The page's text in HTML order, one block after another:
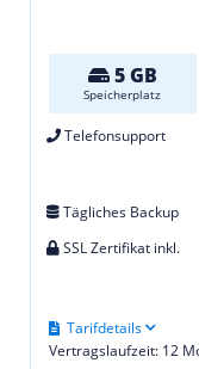
5 GB
Speicherplatz
Telefonsupport
Tägliches Backup
SSL Zertifikat inkl.
Vertragslaufzeit: 12
Tarifdetails